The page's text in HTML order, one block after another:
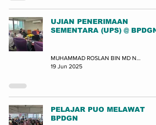
UJIAN PENERIMAAN
SEMENTARA (UPS) @ BPDGN
MUHAMMAD ROSLAN BIN MD NOR (JUPEM-BPDGN)
19 Jun 2025
PELAJAR PUO MELAWAT
BPDGN